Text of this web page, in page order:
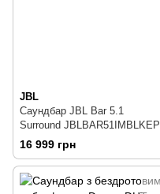
JBL
Саундбар JBL Bar 5.1
Surround JBLBAR51IMBLKEP
16 999 грн